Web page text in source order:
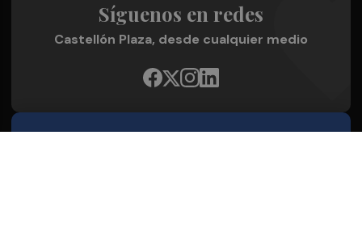
Síguenos en redes
Castellón Plaza, desde cualquier medio